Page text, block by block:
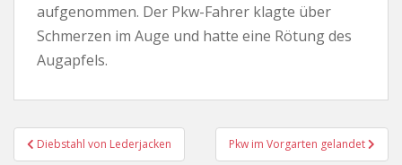
aufgenommen. Der Pkw-Fahrer klagte über
Schmerzen im Auge und hatte eine Rötung des
Augapfels.
Beitragsnavigation
Diebstahl von Lederjacken Pkw im Vorgarten gelandet